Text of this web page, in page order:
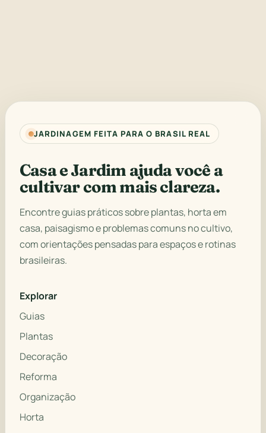
JARDINAGEM FEITA PARA O BRASIL REAL
Casa e Jardim ajuda você a
cultivar com mais clareza.
Encontre guias práticos sobre plantas, horta em
casa, paisagismo e problemas comuns no cultivo,
com orientações pensadas para espaços e rotinas
brasileiras.
Explorar
Guias
Plantas
Decoração
Reforma
Organização
Horta